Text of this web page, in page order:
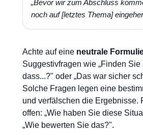
„Bevor wir zum Abschluss
noch auf [letztes Thema]
Achte auf eine neutrale
Suggestivfragen wie „Finden Sie
dass...?" oder „Das war sicher
Solche Fragen legen eine
und verfälschen die Ergebnisse.
offen: „Wie haben Sie diese
„Wie bewerten Sie das?".